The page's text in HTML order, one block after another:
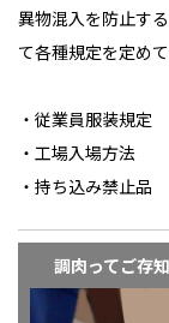
異物混入を防止す
て各種規定を定めて
・従業員服装規定
・工場入場方法
・持ち込み禁止品
調肉ってご存